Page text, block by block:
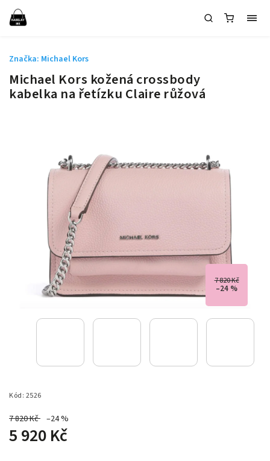
Michael Kors kožená crossbody
kabelka na řetízku Claire růžová
7 820 Kč
–24 %
Kód: 2526
7 820 Kč –24 %
5 920 Kč
Značka: Michael Kors